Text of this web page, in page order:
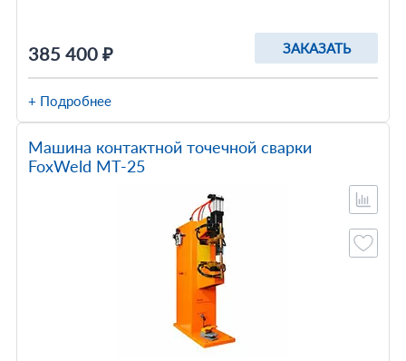
385 400 ₽ ЗАКАЗАТЬ
+ Подробнее
Машина контактной точечной сварки
FoxWeld МТ-25